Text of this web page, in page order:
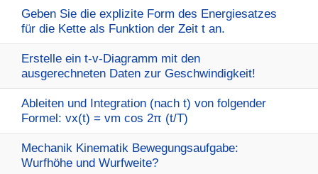
Geben Sie die explizite Form des Energiesatzes
für die Kette als Funktion der Zeit t an.
Erstelle ein t-v-Diagramm mit den
ausgerechneten Daten zur Geschwindigkeit!
Ableiten und Integration (nach t) von folgender
Formel: vx(t) = vm cos 2π (t/T)
Mechanik Kinematik Bewegungsaufgabe:
Wurfhöhe und Wurfweite?